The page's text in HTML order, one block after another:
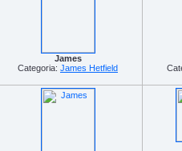
James
Categoria: James Hetfield